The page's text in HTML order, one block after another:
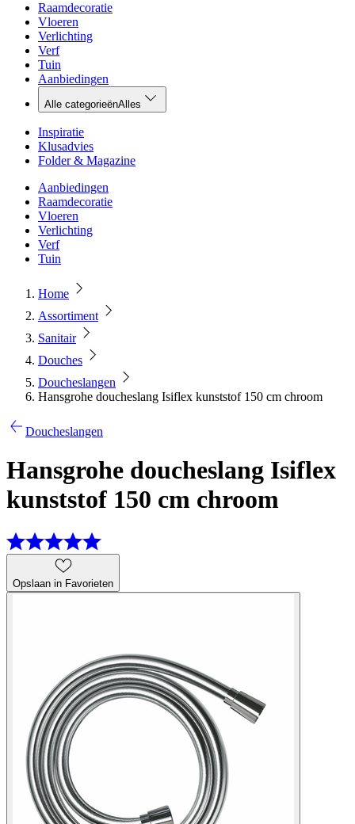
Raamdecoratie
Vloeren
Verlichting
Verf
Tuin
Aanbiedingen
Alle categorieënAlles
Inspiratie
Klusadvies
Folder & Magazine
Aanbiedingen
Raamdecoratie
Vloeren
Verlichting
Verf
Tuin
Home
Assortiment
Sanitair
Douches
Doucheslangen
Hansgrohe doucheslang Isiflex kunststof 150 cm chroom
Doucheslangen
Hansgrohe doucheslang Isiflex
kunststof 150 cm chroom
Opslaan in Favorieten